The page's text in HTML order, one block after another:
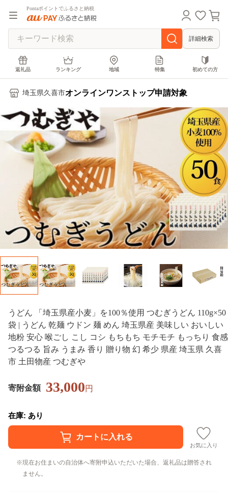
Pontaポイントでふるさと納税
詳細検索
返礼品 ランキング 地域 特集 初めての方
埼玉県久喜市オンラインワンストップ申請対象
うどん 「埼玉県産小麦」を100％使用 つむぎうどん 110g×50
袋 | うどん 乾麺 ウドン 麺 めん 埼玉県産 美味しい おいしい
地粉 安心 喉ごし こし コシ もちもち モチモチ もっちり 食感
つるつる 旨み うまみ 香り 贈り物 幻 希少 県産 埼玉県 久喜
市 土田物産 つむぎや
寄附金額 33,000円
在庫: あり
お気に入り
現在お住まいの自治体へ寄附申込いただいた場合、返礼品は贈答され
ません。